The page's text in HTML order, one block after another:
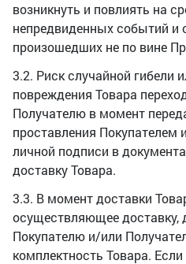
возникнуть и повлиять на
непредвиденных событий и
произошедших не по вине
3.2. Риск случайной гибели
повреждения Товара
Получателю в момент
проставления Покупателем
личной подписи в
доставку Товара.
3.3. В момент доставки
осуществляющее доставку,
Покупателю и/или
комплектность Товара.